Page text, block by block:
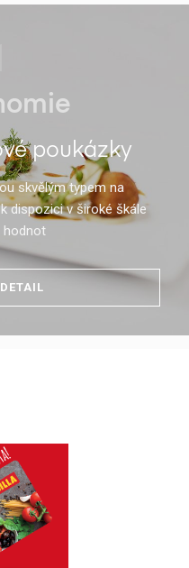
poukázky
skvělým typem na
dispozici v široké škále
hodnot